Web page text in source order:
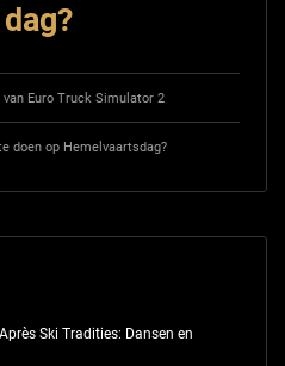
Euro Truck Simulator 2
doen op Hemelvaartsdag?
Ski Tradities: Dansen en